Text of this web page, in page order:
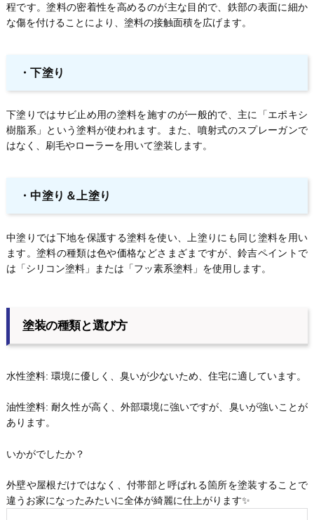
程です。塗料の密着性を高めるのが主な目的で、鉄部の表面に細か
な傷を付けることにより、塗料の接触面積を広げます。
・下塗り
下塗りではサビ止め用の塗料を施すのが一般的で、主に「エポキシ
樹脂系」という塗料が使われます。また、噴射式のスプレーガンで
はなく、刷毛やローラーを用いて塗装します。
・中塗り＆上塗り
中塗りでは下地を保護する塗料を使い、上塗りにも同じ塗料を用い
ます。塗料の種類は色や価格などさまざまですが、鈴吉ペイントで
は「シリコン塗料」または「フッ素系塗料」を使用します。
塗装の種類と選び方
水性塗料: 環境に優しく、臭いが少ないため、住宅に適しています。
油性塗料: 耐久性が高く、外部環境に強いですが、臭いが強いことが
あります。
いかがでしたか？
外壁や屋根だけではなく、付帯部と呼ばれる箇所を塗装することで
違うお家になったみたいに全体が綺麗に仕上がります✨